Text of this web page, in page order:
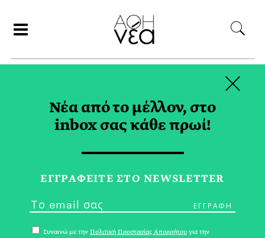
ΠΑΝΔΗΜΙΑ TAG
Νέα από το μέλλον, στο
inbox σας κάθε πρωί!
ΕΓΓPΑΦΕΙΤΕ ΣΤΟ NEWSLETTER
Συναινώ με την Πολιτική Προστασίας Απορρήτου για την
×